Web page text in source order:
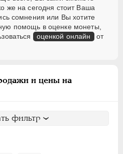
же на сегодня стоит Ваша
сомнения или Вы хотите
помощь в оценке монеты,
оценкой онлайн от
и цены на
фильтр